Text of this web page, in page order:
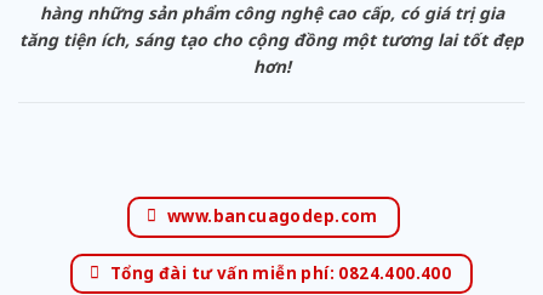
hàng những sản phẩm công nghệ cao cấp, có giá trị gia
tăng tiện ích, sáng tạo cho cộng đồng một tương lai tốt đẹp
hơn!
www.bancuagodep.com
Tổng đài tư vấn miễn phí: 0824.400.400